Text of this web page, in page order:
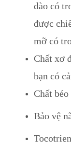
dào có
được
mỡ có
Chất xơ
bạn có
Chất
Bảo vệ